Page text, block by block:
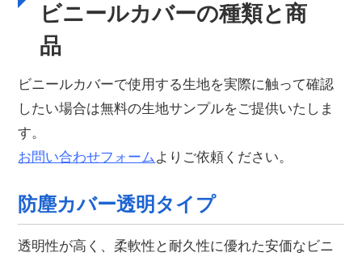
ビニールカバーの種類と商
品
ビニールカバーで使用する生地を実際に触って確認
したい場合は無料の生地サンプルをご提供いたしま
す。
お問い合わせフォームよりご依頼ください。
防塵カバー透明タイプ
透明性が高く、柔軟性と耐久性に優れた安価なビニ